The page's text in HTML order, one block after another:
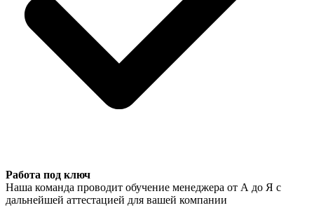
Работа под ключ
Наша команда проводит обучение менеджера от А до Я с
дальнейшей аттестацией для вашей компании